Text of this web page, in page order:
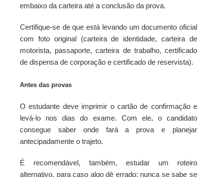
embaixo da carteira até a conclusão da prova.
Certifique-se de que está levando um documento oficial
com foto original (carteira de identidade, carteira de
motorista, passaporte, carteira de trabalho, certificado
de dispensa de corporação e certificado de reservista).
Antes das provas
O estudante deve imprimir o cartão de confirmação e
levá-lo nos dias do exame. Com ele, o candidato
consegue saber onde fará a prova e planejar
antecipadamente o trajeto.
É recomendável, também, estudar um roteiro
alternativo, para caso algo dê errado: nunca se sabe se